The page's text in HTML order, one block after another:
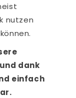
nutzen
dank
einfach